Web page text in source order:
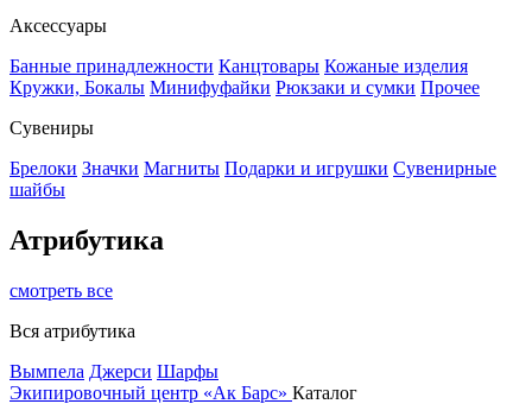
Аксессуары
Банные принадлежности Канцтовары Кожаные изделия
Кружки, Бокалы Минифуфайки Рюкзаки и сумки Прочее
Сувениры
Брелоки Значки Магниты Подарки и игрушки Сувенирные
шайбы
Атрибутика
смотреть все
Вся атрибутика
Вымпела Джерси Шарфы
Экипировочный центр «Ак Барс» Каталог